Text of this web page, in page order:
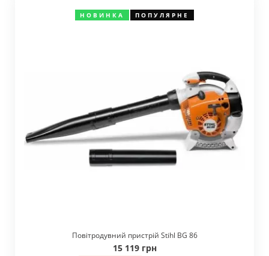
НОВИНКА ПОПУЛЯРНЕ
Повітродувний пристрій Stihl BG 86
15 119 грн